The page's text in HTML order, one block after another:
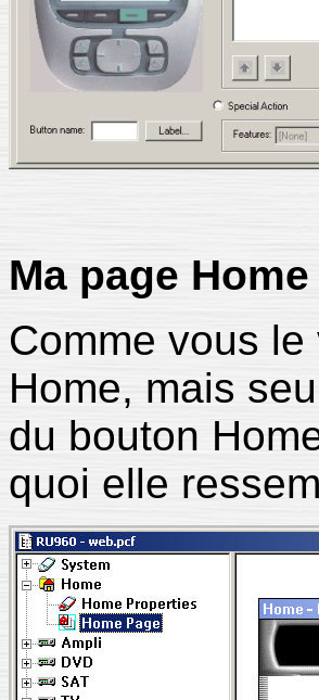
Ma page Home
Comme vous
Home, mais
du bouton
quoi elle